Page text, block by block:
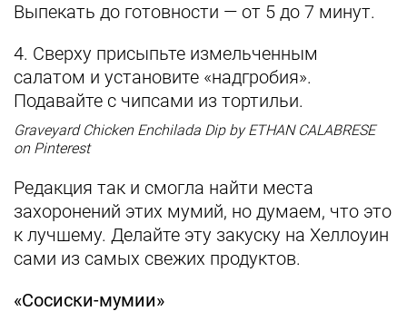
Выпекать до готовности — от 5 до 7 минут.
4. Сверху присыпьте измельченным
салатом и установите «надгробия».
Подавайте с чипсами из тортильи.
Graveyard Chicken Enchilada Dip by ETHAN CALABRESE
on Pinterest
Редакция так и смогла найти места
захоронений этих мумий, но думаем, что это
к лучшему. Делайте эту закуску на Хеллоуин
сами из самых свежих продуктов.
«Сосиски-мумии»